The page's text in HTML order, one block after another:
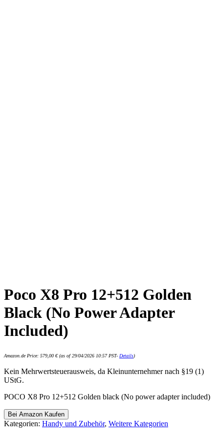
Poco X8 Pro 12+512 Golden
Black (No Power Adapter
Included)
Amazon.de Price: 579,00 €(as of 29/04/2026 10:57 PST- Details)
Kein Mehrwertsteuerausweis, da Kleinunternehmer nach §19 (1)
UStG.
POCO X8 Pro 12+512 Golden black (No power adapter included)
Bei Amazon Kaufen
Kategorien: Handy und Zubehör, Weitere Kategorien